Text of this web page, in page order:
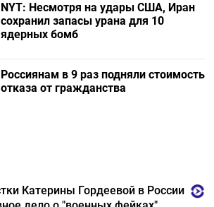
NYT: Несмотря на удары США, Иран
сохранил запасы урана для 10
ядерных бомб
Россиянам в 9 раз подняли стоимость
отказа от гражданства